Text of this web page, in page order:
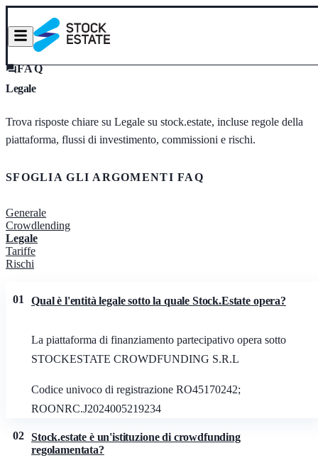
FAQ
Legale
Trova risposte chiare su Legale su stock.estate, incluse regole della
piattaforma, flussi di investimento, commissioni e rischi.
SFOGLIA GLI ARGOMENTI FAQ
Generale
Crowdlending
Legale
Tariffe
Rischi
01 Qual è l'entità legale sotto la quale Stock.Estate opera?
La piattaforma di finanziamento partecipativo opera sotto
STOCKESTATE CROWDFUNDING S.R.L
Codice univoco di registrazione RO45170242;
ROONRC.J2024005219234
02 Stock.estate è un'istituzione di crowdfunding
regolamentata?